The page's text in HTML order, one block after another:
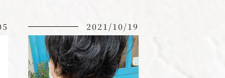
2021/10/19